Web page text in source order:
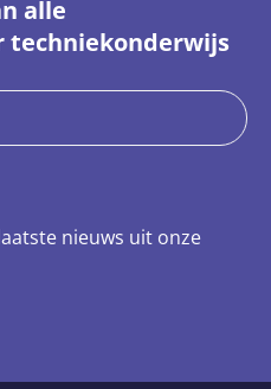
alle
techniekonderwijs
nieuws uit onze